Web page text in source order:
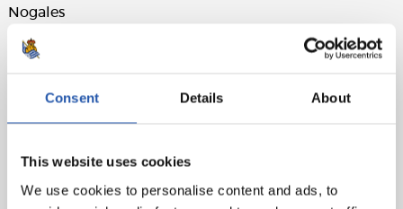
Consent Details About
This website uses cookies
We use cookies to personalise content and ads, to
Nogales
5.000 metros marcha
: Miguel Espinosa y Hodei
Lanzamiento de peso : Aimar Alustiza y Zuhatz Sukia
Fernandez
Lanzamiento de disco: Javier Rodríguez Rosete y